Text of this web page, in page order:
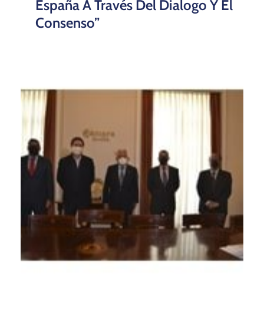
Sevilla Recibe 200
Organizadores De Congresos Y
Eventos